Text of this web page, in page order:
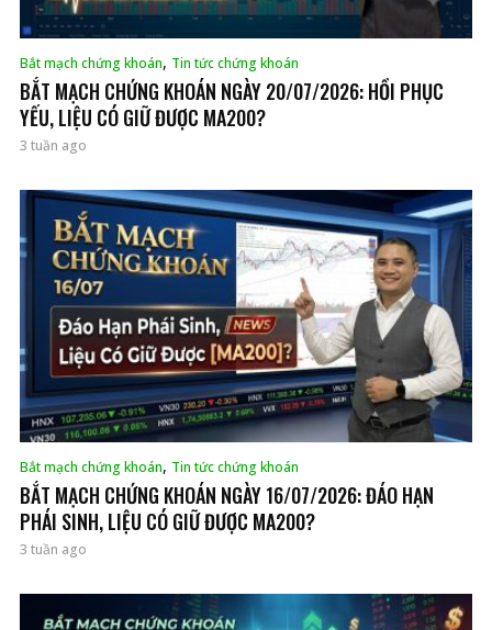
Bắt mạch chứng khoán, Tin tức chứng khoán
BẮT MẠCH CHỨNG KHOÁN NGÀY 20/07/2026: HỒI PHỤC
YẾU, LIỆU CÓ GIỮ ĐƯỢC MA200?
3 tuần ago
Bắt mạch chứng khoán, Tin tức chứng khoán
BẮT MẠCH CHỨNG KHOÁN NGÀY 16/07/2026: ĐÁO HẠN
PHÁI SINH, LIỆU CÓ GIỮ ĐƯỢC MA200?
3 tuần ago